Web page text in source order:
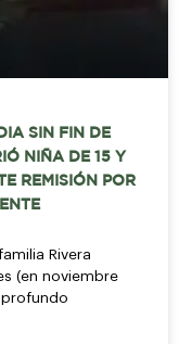
SIN FIN DE
NIÑA DE 15 Y
REMISIÓN POR
Rivera
(en noviembre